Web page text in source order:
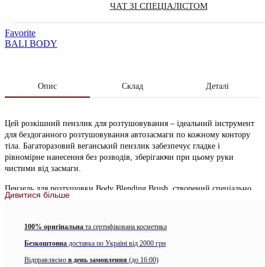
ЧАТ ЗІ СПЕЦІАЛІСТОМ
Favorite
BALI BODY
Опис Склад Деталі
Цей розкішний пензлик для розтушовування – ідеальний інструмент
для бездоганного розтушовування автозасмаги по кожному контору
тіла. Багаторазовий веганський пензлик забезпечує гладке і
рівномірне нанесення без розводів, зберігаючи при цьому руки
чистими від засмаги.
Пензель для розтушовки Body Blending Brush, створений спеціально
для бездоганного розтушування спрею для миттєвої засмаги на шкірі,
використовувати повторно.
Можна використовувати з усіма автозасмагами Bali Body чи інших
Дивитися більше
100% оригінальна та сертифікована косметика
Безкоштовна доставка по Україні від 2000 грн
Відправляємо в день замовлення (до 16:00)